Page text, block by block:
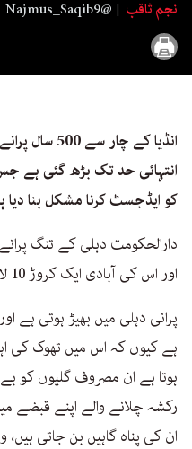
نجم ثاقب
Najmus_Saqib9@
انڈیا کے
انتہائی حد تک بڑھ گئی ہے
کو ایڈجسٹ کرنا مشکل بنا دیا
اور اس کی آبادی ایک کروڑ 10 لاکھ سات ہزار 835 ہے۔
پرانی دہلی میں بھیڑ ہوتی ہے
ہے کیوں کہ اس میں تھوک کی
ہوتا ہے ان مصروف گلیوں کو
رکشہ چلانے والے اپنے قبضے
ان کی پناہ گاہیں بن جاتی